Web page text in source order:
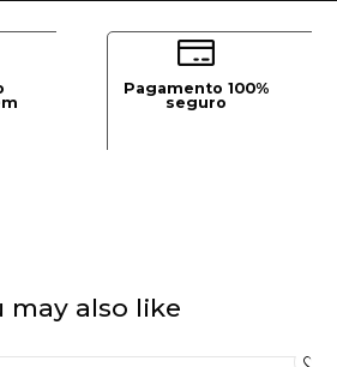
Pagamento 100%
seguro
may also like